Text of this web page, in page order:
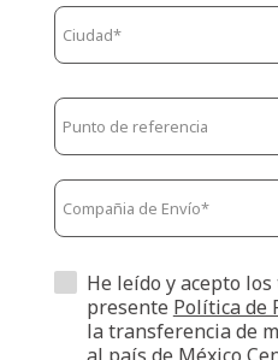
He leído y acepto
presente Política de
la transferencia de